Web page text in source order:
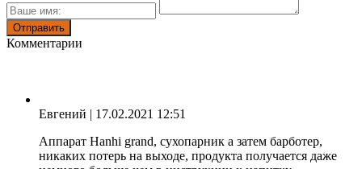
Комментарии
Евгений | 17.02.2021 12:51
Аппарат Hanhi grand, сухопарник а затем барботер,
никаких потерь на выходе, продукта получается даже